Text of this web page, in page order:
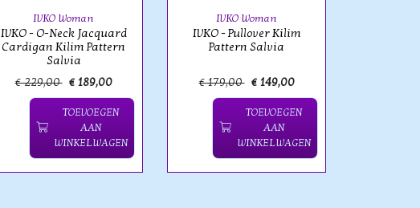
IVKO Woman
IVKO - O-Neck Jacquard
Cardigan Kilim Pattern
Salvia
€ 229,00 € 189,00
TOEVOEGEN
AAN
WINKELWAGEN
IVKO Woman
IVKO - Pullover Kilim
Pattern Salvia
€ 179,00 € 149,00
TOEVOEGEN
AAN
WINKELWAGEN